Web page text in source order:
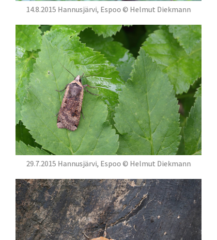
14.8.2015 Hannusjärvi, Espoo © Helmut Diekmann
29.7.2015 Hannusjärvi, Espoo © Helmut Diekmann